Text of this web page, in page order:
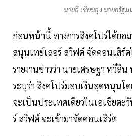
นายลี เซียนลุง นายกรัฐ
ก่อนหน้านี้ ทางการสิงคโปร์ได้ยอ
สนุนเทย์เลอร์ สวิฟต์ จัดคอนเสิร์ต
รายงานข่าวว่า นายเศรษฐา ทวีสิ
ระบุว่า สิงคโปร์มอบเงินอุดหนุนโด
จะเป็นประเทศเดียวในเอเชียตะ
ร์ สวิฟต์ จะเข้ามาจัดคอนเสิร์ต